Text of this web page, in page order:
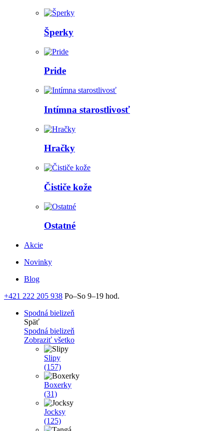
Šperky
Pride
Intímna starostlivosť
Hračky
Čističe kože
Ostatné
Akcie
Novinky
Blog
+421 222 205 938 Po–So 9–19 hod.
Spodná bielizeň
Späť
Spodná bielizeň
Zobraziť všetko
Slipy
(157)
Boxerky
(31)
Jocksy
(125)